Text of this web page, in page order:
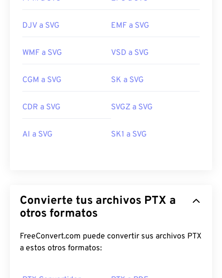
DJV a SVG EMF a SVG
WMF a SVG VSD a SVG
CGM a SVG SK a SVG
CDR a SVG SVGZ a SVG
AI a SVG SK1 a SVG
Convierte tus archivos PTX a
otros formatos
FreeConvert.com puede convertir sus archivos PTX
a estos otros formatos: